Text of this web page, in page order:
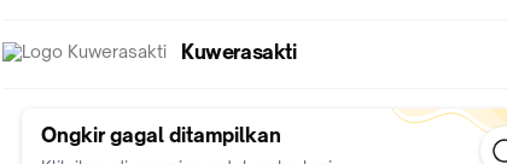
* * *
🌿 Eco-Friendly & Aman 🌿
Kuwerasakti
Ongkir gagal ditampilkan